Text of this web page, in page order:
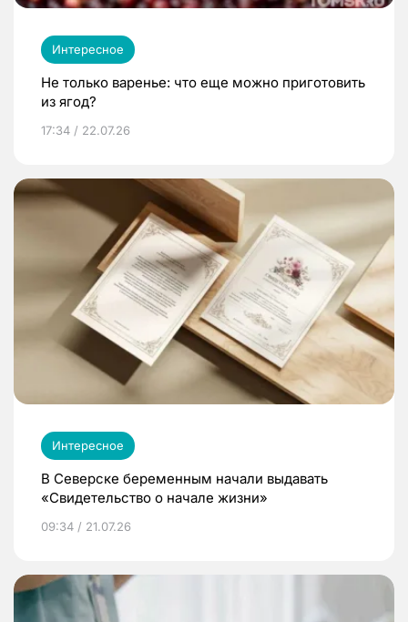
Интересное
Не только варенье: что еще можно приготовить
из ягод?
17:34 / 22.07.26
Интересное
В Северске беременным начали выдавать
«Свидетельство о начале жизни»
09:34 / 21.07.26